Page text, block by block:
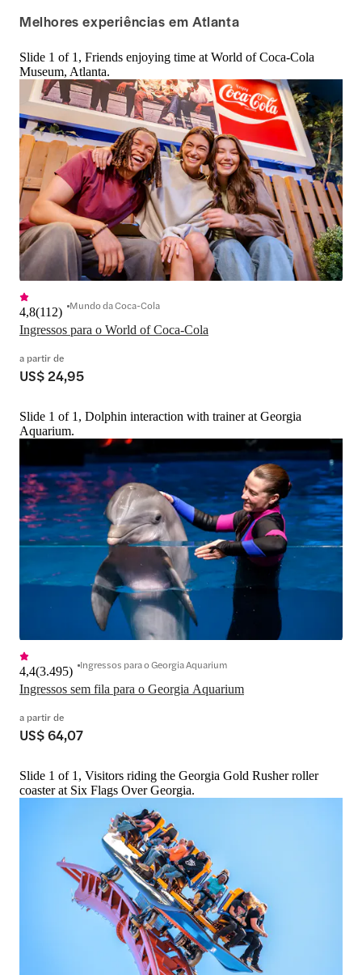
Icons e o Coca-Cola Theater, e
família Coca-Cola na experiência de
degustação Taste It.
Melhores experiências em Atlanta
Slide 1 of 1, Friends enjoying time at World of Coca-Cola
Museum, Atlanta.
Ingressos para o World of Coca-Cola
4,8(112) Mundo da Coca-Cola
a partir de
US$ 24,95
Slide 1 of 1, Dolphin interaction with trainer at Georgia
Aquarium.
Ingressos sem fila para o Georgia Aquarium
4,4(3.495) Ingressos para o Georgia Aquarium
a partir de
US$ 64,07
Slide 1 of 1, Visitors riding the Georgia Gold Rusher roller
coaster at Six Flags Over Georgia.